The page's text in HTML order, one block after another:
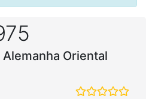
Oriental